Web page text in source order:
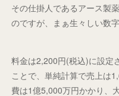
その仕掛人であるアース製
のですが、まぁ生々しい数
料金は2,200円(税込)に設定
ことで、単純計算で売上は
費は1億5,000万円かかり、